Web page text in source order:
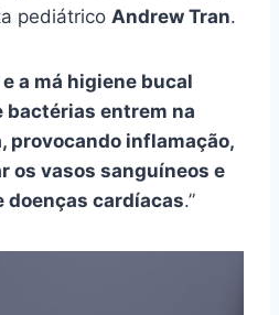
pediátrico Andrew Tran.
a má higiene bucal
bactérias entrem na
provocando inflamação,
os vasos sanguíneos e
doenças cardíacas.”